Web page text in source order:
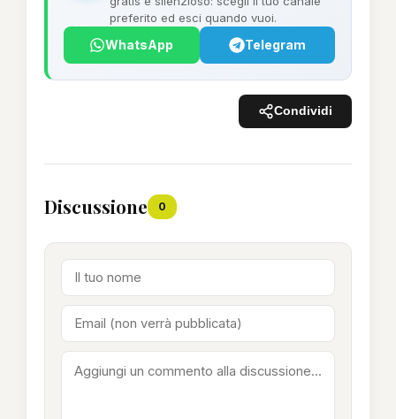
preferito ed esci quando vuoi.
WhatsApp Telegram
Condividi
Discussione 0